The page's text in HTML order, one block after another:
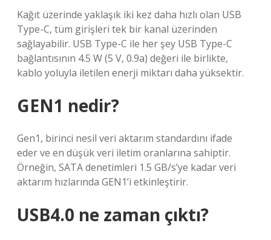
Kağıt üzerinde yaklaşık iki kez daha hızlı olan USB
Type-C, tüm girişleri tek bir kanal üzerinden
sağlayabilir. USB Type-C ile her şey USB Type-C
bağlantısının 4.5 W (5 V, 0.9a) değeri ile birlikte,
kablo yoluyla iletilen enerji miktarı daha yüksektir.
GEN1 nedir?
Gen1, birinci nesil veri aktarım standardını ifade
eder ve en düşük veri iletim oranlarına sahiptir.
Örneğin, SATA denetimleri 1.5 GB/s’ye kadar veri
aktarım hızlarında GEN1’i etkinleştirir.
USB4.0 ne zaman çıktı?